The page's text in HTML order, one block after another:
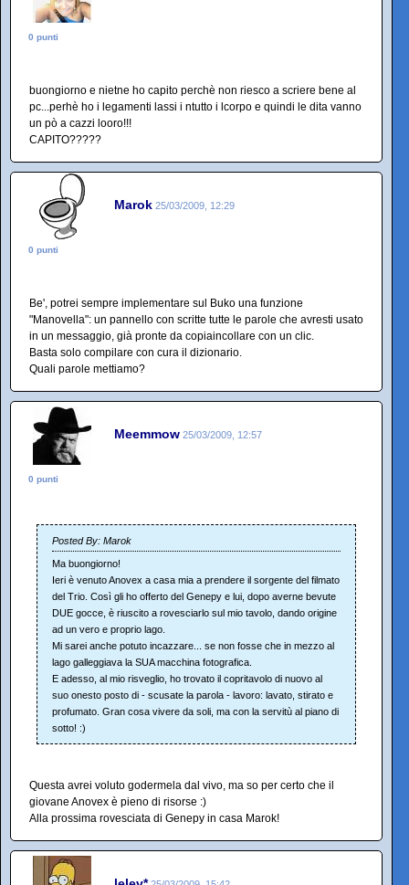
0 punti
buongiorno e nietne ho capito perchè non riesco a scriere bene al
pc...perhè ho i legamenti lassi i ntutto i lcorpo e quindi le dita vanno
un pò a cazzi looro!!!
CAPITO?????
Marok 25/03/2009, 12:29
0 punti
Be', potrei sempre implementare sul Buko una funzione
"Manovella": un pannello con scritte tutte le parole che avresti usato
in un messaggio, già pronte da copiaincollare con un clic.
Basta solo compilare con cura il dizionario.
Quali parole mettiamo?
Meemmow 25/03/2009, 12:57
0 punti
Posted By: Marok
Ma buongiorno!
Ieri è venuto Anovex a casa mia a prendere il sorgente del filmato
del Trio. Così gli ho offerto del Genepy e lui, dopo averne bevute
DUE gocce, è riuscito a rovesciarlo sul mio tavolo, dando origine
ad un vero e proprio lago.
Mi sarei anche potuto incazzare... se non fosse che in mezzo al
lago galleggiava la SUA macchina fotografica.
E adesso, al mio risveglio, ho trovato il copritavolo di nuovo al
suo onesto posto di - scusate la parola - lavoro: lavato, stirato e
profumato. Gran cosa vivere da soli, ma con la servitù al piano di
sotto! :)
Questa avrei voluto godermela dal vivo, ma so per certo che il
giovane Anovex è pieno di risorse :)
Alla prossima rovesciata di Genepy in casa Marok!